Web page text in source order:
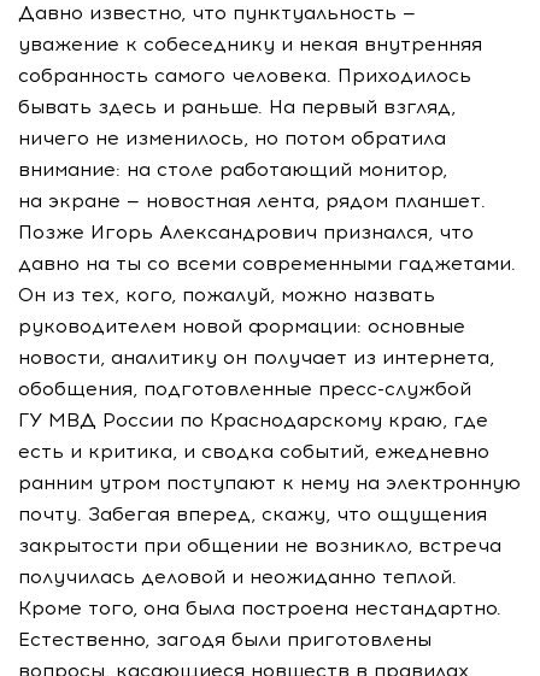
Давно известно, что пунктуальность —
уважение к собеседнику и некая внутренняя
собранность самого человека. Приходилось
бывать здесь и раньше. На первый взгляд,
ничего не изменилось, но потом обратила
внимание: на столе работающий монитор,
на экране — новостная лента, рядом планшет.
Позже Игорь Александрович признался, что
давно на ты со всеми современными гаджетами.
Он из тех, кого, пожалуй, можно назвать
руководителем новой формации: основные
новости, аналитику он получает из интернета,
обобщения, подготовленные пресс-службой
ГУ МВД России по Краснодарскому краю, где
есть и критика, и сводка событий, ежедневно
ранним утром поступают к нему на электронную
почту. Забегая вперед, скажу, что ощущения
закрытости при общении не возникло, встреча
получилась деловой и неожиданно теплой.
Кроме того, она была построена нестандартно.
Естественно, загодя были приготовлены
вопросы, касающиеся новшеств в правилах